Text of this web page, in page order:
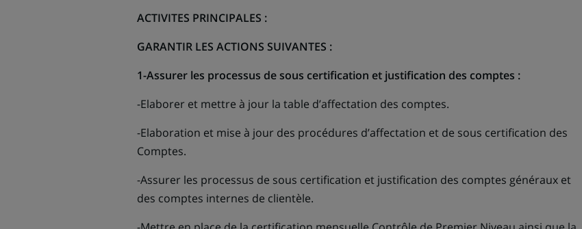
ACTIVITES PRINCIPALES :
GARANTIR LES ACTIONS SUIVANTES :
1-Assurer les processus de sous certification et justification des comptes :
-Elaborer et mettre à jour la table d’affectation des comptes.
-Elaboration et mise à jour des procédures d’affectation et de sous certification des
Comptes.
-Assurer les processus de sous certification et justification des comptes généraux et
des comptes internes de clientèle.